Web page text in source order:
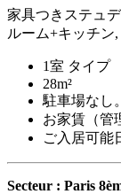
家具つきステュ
ルーム+キッチン
1室 タイプ
28m²
駐車場なし。
お家賃（管
ご入居可能
Secteur : Paris